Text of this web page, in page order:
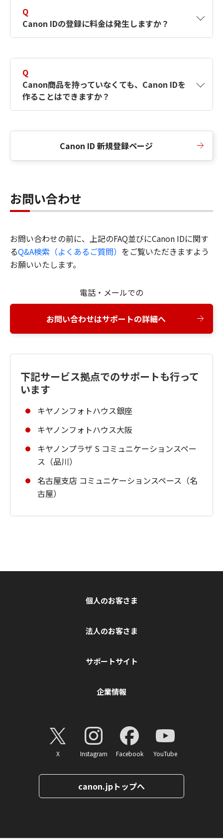
択したサービスから取得します。アカウントを
簡単に作成できるように、この情報を使用して
Canon IDの登録フォームを入力します。
Q
Canon IDの登録に料金は発生しますか？
Q
Canon商品を持っていなくても、Canon IDを
作ることはできますか？
Canon ID 新規登録ページ
お問い合わせ
お問い合わせの前に、上記のFAQ並びにCanon IDに関す
るQ&A検索（よくあるご質問） をご覧いただきますよう
お願いいたします。
電話・メールでの
お問い合わせはサポートの詳細へ
下記サービス拠点でのサポートも行って
います
キヤノンフォトハウス銀座
キヤノンフォトハウス大阪
キヤノンプラザ S コミュニケーションスペー
ス（品川）
名古屋支店 コミュニケーションスペース（名
古屋）
個人のお客さま
法人のお客さま
サポートサイト
企業情報
X Instagram Facebook YouTube
canon.jpトップへ